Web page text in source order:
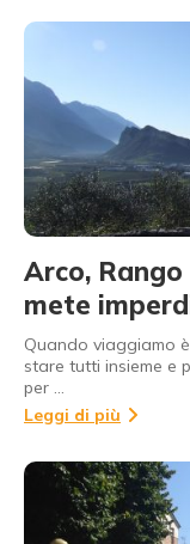
Arco,
mete
Quando viaggiamo
stare tutti insieme e
per …
Leggi di più